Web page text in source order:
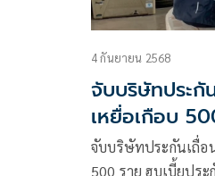
4 กันยายน 2568
จับบริษัทประกั
เหยื่อเกือบ
ล้าน
จับบริษัทประกันเถื่อ
500 ราย ฮุบเบี้ยปร